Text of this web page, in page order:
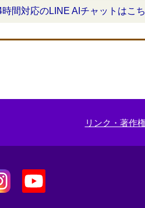
時間対応のLINE AIチャットはこ
リンク・著作